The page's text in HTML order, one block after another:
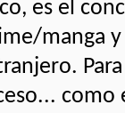
es el
manga
como